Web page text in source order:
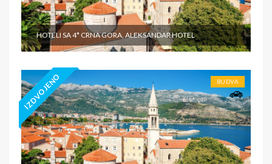
HOTELI SA 4* CRNA GORA, ALEKSANDAR HOTEL
IZDVOJENO BUDVA